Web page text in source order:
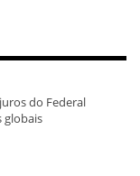
do Federal
globais